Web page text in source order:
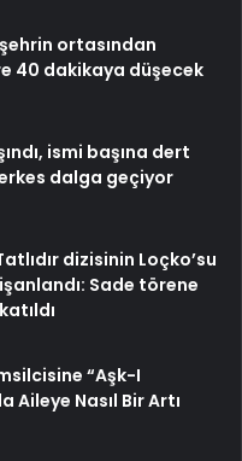
ortasından
40 dakikaya düşecek
ismi başına dert
dalga geçiyor
dizisinin Loçko’su
Sade törene
“Aşk-I
Aileye Nasıl Bir Artı